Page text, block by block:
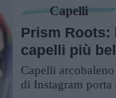
Capelli
Prism Roots:
capelli più
Capelli
di Instagram